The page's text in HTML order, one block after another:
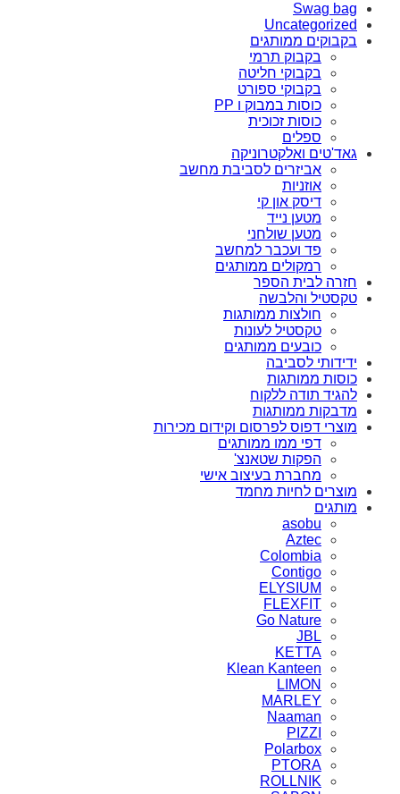
Swag bag
Uncategorized
בקבוקים ממותגים
בקבוק תרמי
בקבוקי חליטה
בקבוקי ספורט
כוסות במבוק ו PP
כוסות זכוכית
ספלים
גאד'טים ואלקטרוניקה
אביזרים לסביבת מחשב
אוזניות
דיסק און קי
מטען נייד
מטען שולחני
פד ועכבר למחשב
רמקולים ממותגים
חזרה לבית הספר
טקסטיל והלבשה
חולצות ממותגות
טקסטיל לעונות
כובעים ממותגים
ידידותי לסביבה
כוסות ממותגות
להגיד תודה ללקוח
מדבקות ממותגות
מוצרי דפוס לפרסום וקידום מכירות
דפי ממו ממותגים
הפקות שטאנצ'
מחברת בעיצוב אישי
מוצרים לחיות מחמד
מותגים
asobu
Aztec
Colombia
Contigo
ELYSIUM
FLEXFIT
Go Nature
JBL
KETTA
Klean Kanteen
LIMON
MARLEY
Naaman
PIZZI
Polarbox
PTORA
ROLLNIK